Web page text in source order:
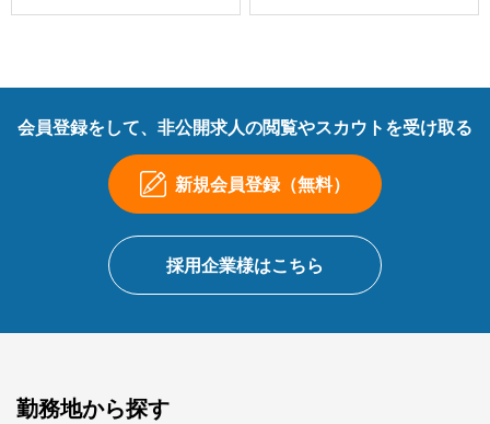
会員登録をして、非公開求人の閲覧やスカウトを受け取る
新規会員登録（無料）
採用企業様はこちら
勤務地から探す